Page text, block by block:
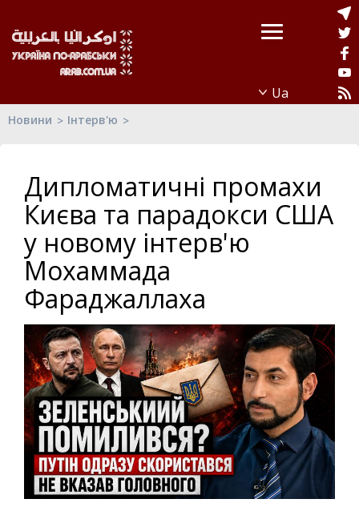
Новини Інтерв'ю
Дипломатичні промахи
Києва та парадокси США
у новому інтерв'ю
Мохаммада
Фараджаллаха